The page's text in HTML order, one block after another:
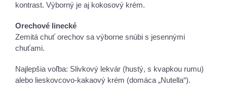
kontrast. Výborný je aj kokosový krém.
Orechové linecké
Zemitá chuť orechov sa výborne snúbi s jesennými
chuťami.
Najlepšia voľba: Slivkový lekvár (hustý, s kvapkou rumu)
alebo lieskovcovo-kakaový krém (domáca „Nutella“).